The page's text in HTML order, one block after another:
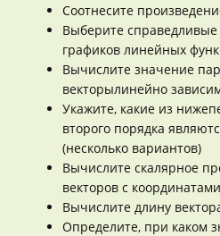
Соотнесите
Выберите
графиков линейных
Вычислите значение
векторылинейно
Укажите, какие из
второго порядка
(несколько вариантов)
Вычислите скалярное
векторов с
Вычислите длину
Определите, при каком